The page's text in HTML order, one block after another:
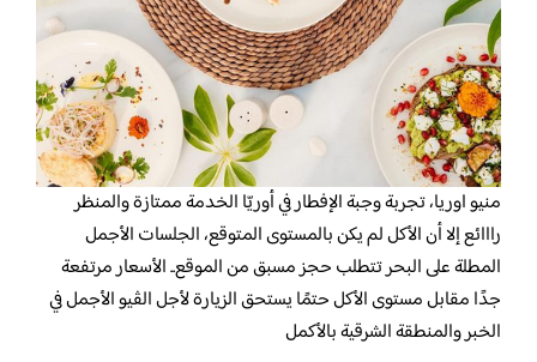
منيو اوريا،تجربة وجبة الإفطار في أوريّا الخدمة ممتازة والمنظر
رااائع إلا أن الأكل لم يكن بالمستوى المتوقع، الجلسات الأجمل
المطلة على البحر تتطلب حجز مسبق من الموقع.. الأسعار مرتفعة
جدًا مقابل مستوى الأكل حتمًا يستحق الزيارة لأجل الڤيو الأجمل في
الخبر والمنطقة الشرقية بالأكمل